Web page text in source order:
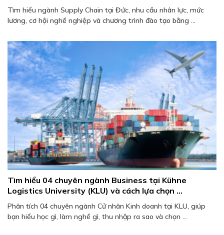
Tìm hiểu ngành Supply Chain tại Đức, nhu cầu nhân lực, mức
lương, cơ hội nghề nghiệp và chương trình đào tạo bằng ...
Tìm hiểu 04 chuyên ngành Business tại Kühne
Logistics University (KLU) và cách lựa chọn ...
Phân tích 04 chuyên ngành Cử nhân Kinh doanh tại KLU, giúp
bạn hiểu học gì, làm nghề gì, thu nhập ra sao và chọn ...